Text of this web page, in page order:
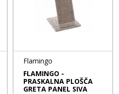
Flamingo
FLAMINGO -
PRASKALNA PLOŠČA
GRETA PANEL SIVA